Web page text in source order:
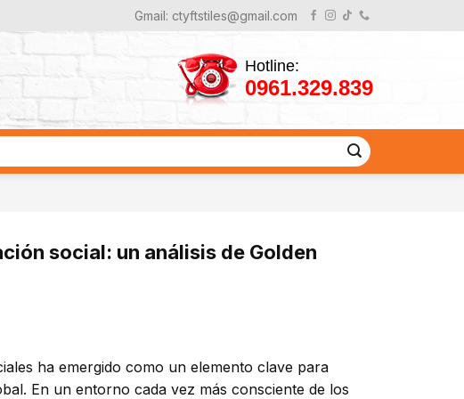
Gmail: ctyftstiles@gmail.com
Hotline:
0961.329.839
social: un análisis de Golden
ha emergido como un elemento clave para
En un entorno cada vez más consciente de los